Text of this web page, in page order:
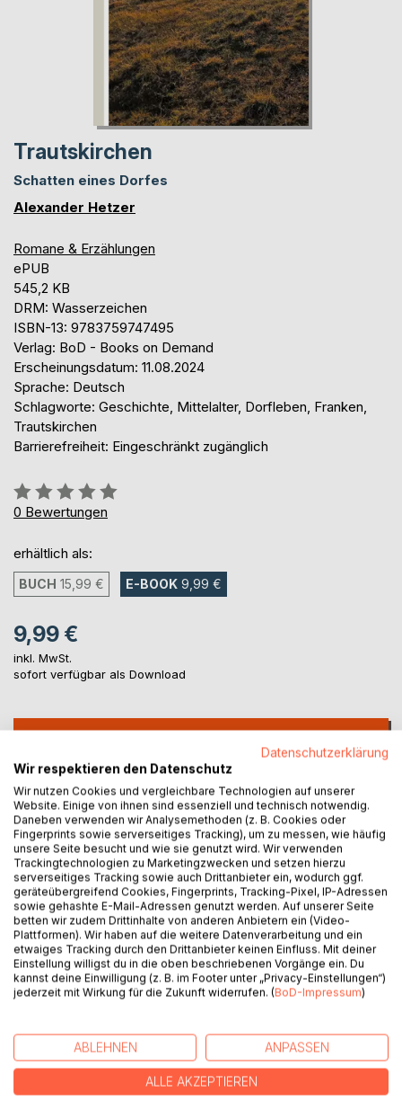
Trautskirchen
Schatten eines Dorfes
Alexander Hetzer
Romane & Erzählungen
ePUB
545,2 KB
DRM: Wasserzeichen
ISBN-13: 9783759747495
Verlag: BoD - Books on Demand
Erscheinungsdatum: 11.08.2024
Sprache: Deutsch
Schlagworte: Geschichte, Mittelalter, Dorfleben, Franken,
Trautskirchen
Barrierefreiheit: Eingeschränkt zugänglich
Bewertung::
0%
0 Bewertungen
erhältlich als:
BUCH 15,99 € E-BOOK 9,99 €
9,99 €
inkl. MwSt.
sofort verfügbar als Download
Auf die Merkliste
Titel bewerten
BESCHREIBUNG
Im 14. Jahrhundert haben es die Bewohner des Ortes
extrem kalten Wintern, Überschwemmungen,
Hungersnöten und Überfällen zurechtkommen. Die
Trautskirchner, wie Odo und seine Familie, arbeiten und
kämpfen sich bestmöglich durch die harten Jahre. Auch
Datenschutzerklärung
Wir respektieren den Datenschutz
Wir nutzen Cookies und vergleichbare Technologien auf unserer
Website. Einige von ihnen sind essenziell und technisch notwendig.
Daneben verwenden wir Analysemethoden (z. B. Cookies oder
Fingerprints sowie serverseitiges Tracking), um zu messen, wie häufig
unsere Seite besucht und wie sie genutzt wird. Wir verwenden
Trackingtechnologien zu Marketingzwecken und setzen hierzu
serverseitiges Tracking sowie auch Drittanbieter ein, wodurch ggf.
geräteübergreifend Cookies, Fingerprints, Tracking-Pixel, IP-Adressen
sowie gehashte E-Mail-Adressen genutzt werden. Auf unserer Seite
betten wir zudem Drittinhalte von anderen Anbietern ein (Video-
Plattformen). Wir haben auf die weitere Datenverarbeitung und ein
etwaiges Tracking durch den Drittanbieter keinen Einfluss. Mit deiner
Einstellung willigst du in die oben beschriebenen Vorgänge ein. Du
kannst deine Einwilligung (z. B. im Footer unter „Privacy-Einstellungen“)
jederzeit mit Wirkung für die Zukunft widerrufen. (BoD-Impressum)
ABLEHNEN ANPASSEN
ALLE AKZEPTIEREN